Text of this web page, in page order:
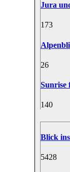
Jura
173
26
Sunrise
140
Blick
5428